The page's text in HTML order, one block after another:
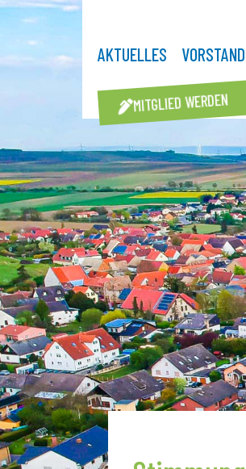
AKTUELLES VORSTAND
MITGLIED WERDEN